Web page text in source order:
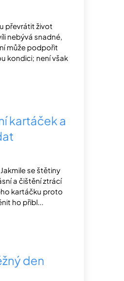
převrátit život
nebývá snadné,
může podpořit
kondici; není však
kartáček a
se štětiny
a čištění ztrácí
kartáčku proto
ho přibl...
den